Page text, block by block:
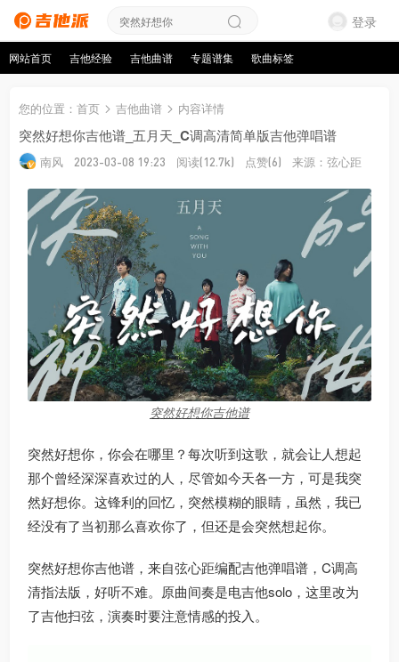
登录
网站首页 吉他经验 吉他曲谱 专题谱集 歌曲标签
您的位置 ：首页 吉他曲谱 内容详情
突然好想你吉他谱_五月天_C调高清简单版吉他弹唱谱
南风 2023-03-08 19:23 阅读(12.7k) 点赞(6) 来源：弦心距
突然好想你吉他谱
突然好想你，你会在哪里？每次听到这歌，就会让人想起
那个曾经深深喜欢过的人，尽管如今天各一方，可是我突
然好想你。这锋利的回忆，突然模糊的眼睛，虽然，我已
经没有了当初那么喜欢你了，但还是会突然想起你。
突然好想你吉他谱，来自弦心距编配吉他弹唱谱，C调高
清指法版，好听不难。原曲间奏是电吉他solo，这里改为
了吉他扫弦，演奏时要注意情感的投入。